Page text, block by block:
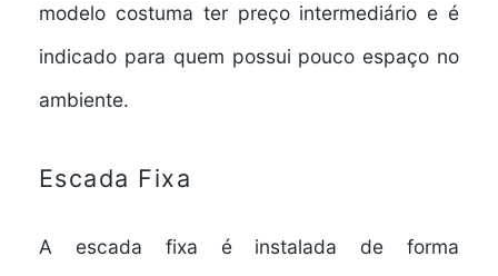
modelo costuma ter preço intermediário e é
indicado para quem possui pouco espaço no
ambiente.
Escada Fixa
A escada fixa é instalada de forma